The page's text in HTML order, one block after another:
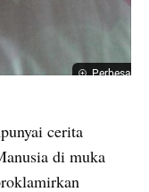
Perbesar
cerita
di muka